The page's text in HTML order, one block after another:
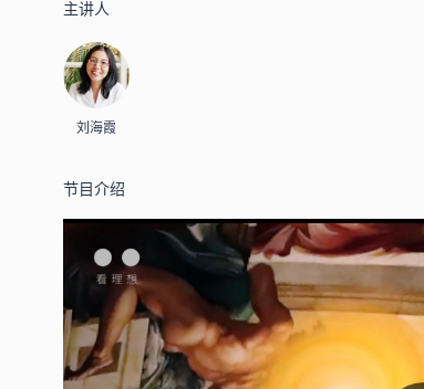
主讲人
刘海霞
节目介绍